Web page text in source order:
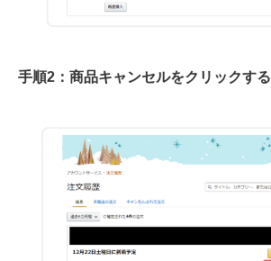
手順2：商品キャンセルをクリックする